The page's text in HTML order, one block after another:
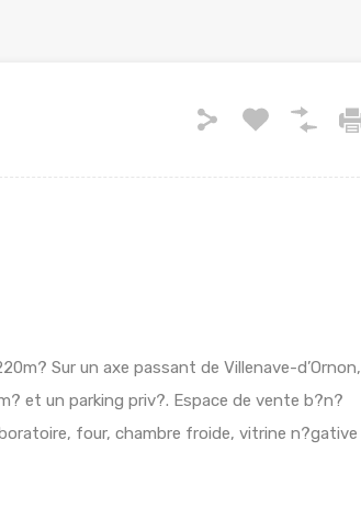
Sur un axe passant de Villenave-d’Ornon,
et un parking priv?. Espace de vente b?n?
four, chambre froide, vitrine n?gative